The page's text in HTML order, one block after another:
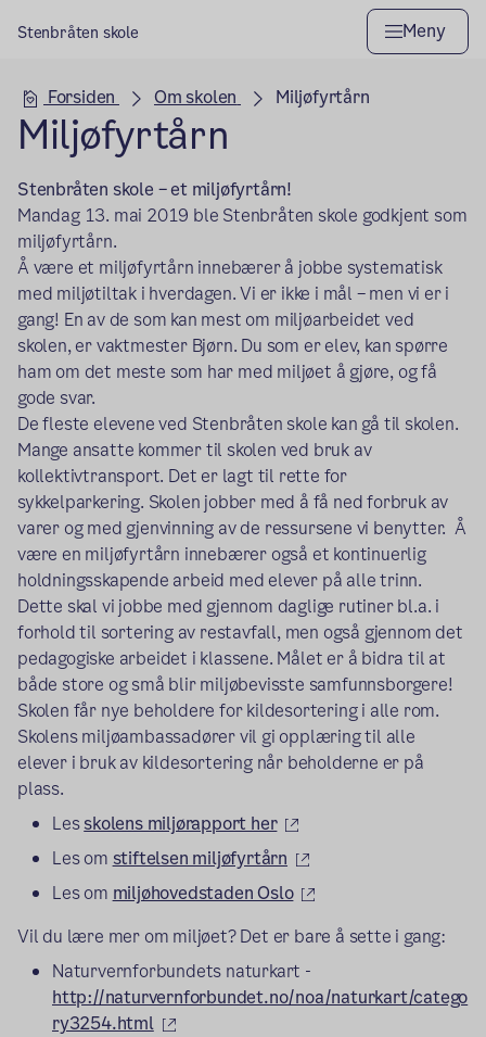
Stenbråten skole Meny
Hovedseksjon
Forsiden Om skolen Miljøfyrtårn
Miljøfyrtårn
Stenbråten skole – et miljøfyrtårn!
Mandag 13. mai 2019 ble Stenbråten skole godkjent som
miljøfyrtårn.
Å være et miljøfyrtårn innebærer å jobbe systematisk
med miljøtiltak i hverdagen. Vi er ikke i mål – men vi er i
gang! En av de som kan mest om miljøarbeidet ved
skolen, er vaktmester Bjørn. Du som er elev, kan spørre
ham om det meste som har med miljøet å gjøre, og få
gode svar.
De fleste elevene ved Stenbråten skole kan gå til skolen.
Mange ansatte kommer til skolen ved bruk av
kollektivtransport. Det er lagt til rette for
sykkelparkering. Skolen jobber med å få ned forbruk av
varer og med gjenvinning av de ressursene vi benytter. Å
være en miljøfyrtårn innebærer også et kontinuerlig
holdningsskapende arbeid med elever på alle trinn.
Dette skal vi jobbe med gjennom daglige rutiner bl.a. i
forhold til sortering av restavfall, men også gjennom det
pedagogiske arbeidet i klassene. Målet er å bidra til at
både store og små blir miljøbevisste samfunnsborgere!
Skolen får nye beholdere for kildesortering i alle rom.
Skolens miljøambassadører vil gi opplæring til alle
elever i bruk av kildesortering når beholderne er på
plass.
Lesskolens miljørapport her
(ekstern lenke)
Les om stiftelsen miljøfyrtårn
(ekstern lenke)
Les om miljøhovedstaden Oslo
(ekstern lenke)
Vil du lære mer om miljøet? Det er bare å sette i gang:
Naturvernforbundets naturkart -
http://naturvernforbundet.no/noa/naturkart/catego
ry3254.html
(ekstern lenke)